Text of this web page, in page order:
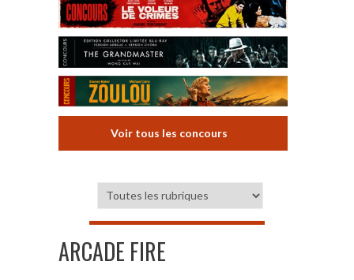
Voir tous les concours
ARCADE FIRE